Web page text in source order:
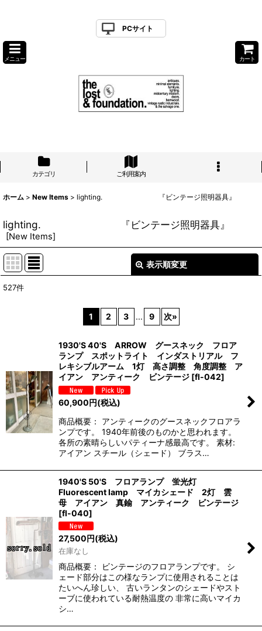
PCサイト
メニュー カート
カテゴリ ご利用案内
ホーム > New Items > lighting. 『ビンテージ照明器具』
lighting. 『ビンテージ照明器具』
[New Items]
表示順変更
絞り込む
527件
1 2 3 ... 9 次»
1930'S 40'S ARROW グースネック フロア
ランプ スポットライト インダストリアル フ
レキシブルアーム 1灯 高さ調整 角度調整 ア
イアン アンティーク ビンテージ [fl-042]
60,900円(税込)
商品概要： アンティークのグースネックフロアラ
ンプです。 1940年前後のものかと思われます。
各所の素晴らしいパティーナ感最高です。 素材:
アイアン スチール（シェード） ブラス…
1940'S 50'S フロアランプ 蛍光灯
Fluorescent lamp マイカシェード 2灯 雲
母 アイアン 真鍮 アンティーク ビンテージ
[fl-040]
27,500円(税込)
在庫なし
商品概要： ビンテージのフロアランプです。 シ
ェード部分はこの様なランプに使用されることは
たいへん珍しい、 古いランタンのシェードやスト
ーブに使われている耐熱温度の 非常に高いマイカ
シ…